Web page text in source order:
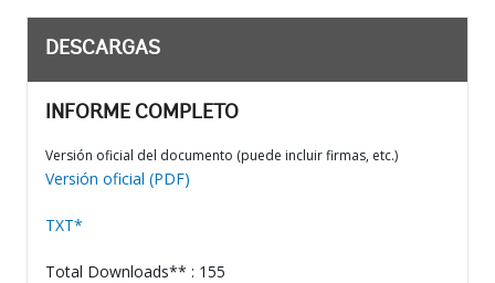
DESCARGAS
INFORME COMPLETO
Versión oficial del documento (puede incluir firmas, etc.)
Versión oficial (PDF)
TXT*
Total Downloads** : 155